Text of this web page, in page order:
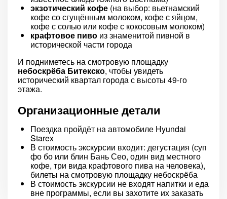
экзотический кофе (на выбор: вьетнамский
кофе со сгущённым молоком, кофе с яйцом,
кофе с солью или кофе с кокосовым молоком)
крафтовое пиво из знаменитой пивной в
исторической части города
И подниметесь на смотровую площадку
небоскрёба Битекско, чтобы увидеть
исторический квартал города с высоты 49-го
этажа.
Организационные детали
Поездка пройдёт на автомобиле Hyundai
Starex
В стоимость экскурсии входит: дегустация (суп
фо бо или блин Бань Сео, один вид местного
кофе, три вида крафтового пива на человека),
билеты на смотровую площадку небоскрёба
В стоимость экскурсии не входят напитки и еда
вне программы, если вы захотите их заказать